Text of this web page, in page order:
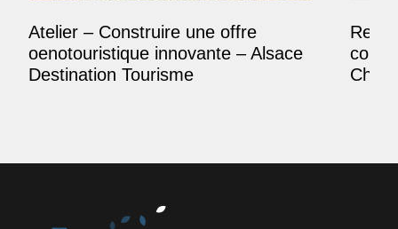
Atelier – Construire une offre
oenotouristique innovante – Alsace
Destination Tourisme